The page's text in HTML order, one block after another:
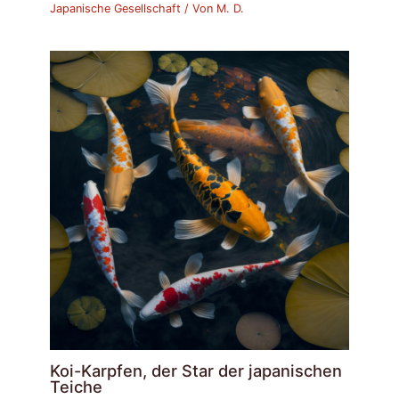
Japanische Gesellschaft / Von M. D.
Koi-Karpfen, der Star der japanischen
Teiche